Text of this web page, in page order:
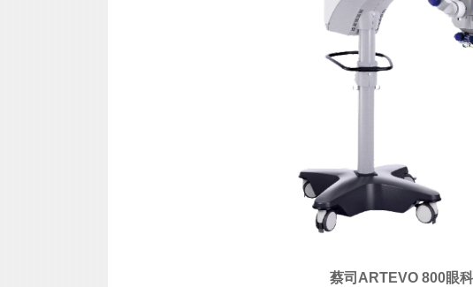
蔡司ARTEVO 800眼